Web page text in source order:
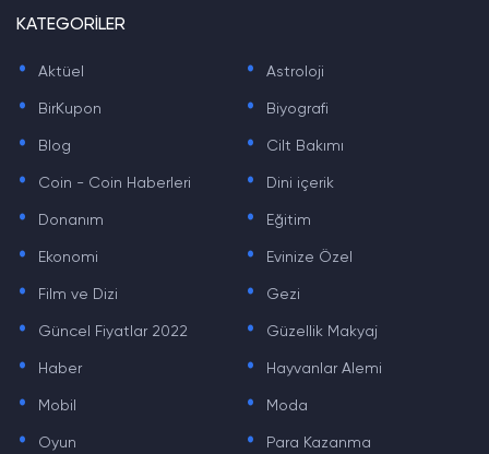
KATEGORİLER
. Aktüel . Astroloji
. BirKupon . Biyografi
. Blog . Cilt Bakımı
. Coin - Coin Haberleri . Dini içerik
. Donanım . Eğitim
. Ekonomi . Evinize Özel
. Film ve Dizi . Gezi
. Güncel Fiyatlar 2022 . Güzellik Makyaj
. Haber . Hayvanlar Alemi
. Mobil . Moda
. Oyun . Para Kazanma